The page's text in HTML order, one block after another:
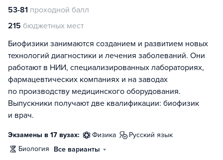
53-81 проходной балл
215 бюджетных мест
Биофизики занимаются созданием и развитием новых
технологий диагностики и лечения заболеваний. Они
работают в НИИ, специализированных лабораториях,
фармацевтических компаниях и на заводах
по производству медицинского оборудования.
Выпускники получают две квалификации: биофизик
и врач.
Экзамены в 17 вузах: физика
русский язык
биология
Все варианты